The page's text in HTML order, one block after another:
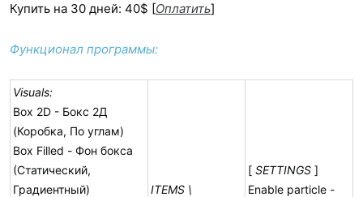
Купить на 30 дней: 40$ [Оплатить]
Функционал программы:
Visuals:
Box 2D - Бокс 2Д
(Коробка, По углам)
Box Filled - Фон бокса
(Статический,
Градиентный)
ITEMS \
[ SETTINGS ]
Enable particle -